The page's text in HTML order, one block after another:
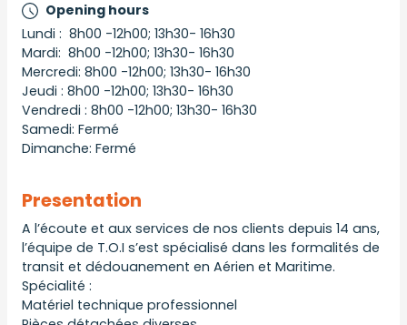
Opening hours
Lundi : 8h00 -12h00; 13h30- 16h30
Mardi: 8h00 -12h00; 13h30- 16h30
Mercredi: 8h00 -12h00; 13h30- 16h30
Jeudi : 8h00 -12h00; 13h30- 16h30
Vendredi : 8h00 -12h00; 13h30- 16h30
Samedi: Fermé
Dimanche: Fermé
Presentation
A l’écoute et aux services de nos clients depuis 14 ans,
l’équipe de T.O.I s’est spécialisé dans les formalités de
transit et dédouanement en Aérien et Maritime.
Spécialité :
Matériel technique professionnel